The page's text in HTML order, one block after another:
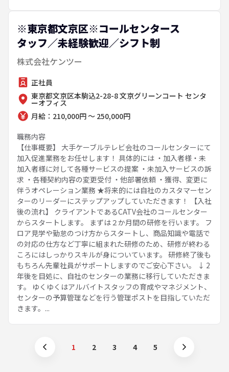
※東京都文京区※コールセンタース
タッフ／未経験歓迎／シフト制
株式会社ケンツー
正社員
東京都文京区本駒込2-28-8 文京グリーンコート センタ
ーオフィス
月給：210,000円 ～ 250,000円
職務内容
【仕事概要】 大手ケーブルテレビ会社のコールセンターにて
加入促進業務をお任せします！ 具体的には ・加入者様・未
加入者様に対して各種サービスの提案 ・未加入サービスの訴
求 ・各種契約内容の変更受付 ・他部署依頼 ・獲得、変更に
伴うオペレーション業務 ★将来的には自社のカスタマーセン
ターのリーダーにステップアップしていただきます！ 【入社
後の流れ】 クライアントであるCATV会社のコールセンター
からスタートします。 まずは２か月間の研修を行います。 フ
ロア見学や勤怠のつけ方からスタートし、商品知識や電話で
の対応の仕方など丁寧に組まれた研修のため、研修が終わる
ころにはしっかりスキルが身についています。 研修終了後も
もちろん先輩社員がサポートしますのでご安心下さい。 ↓ 2
年後を目処に、自社のセンターの業務に移行していただきま
す。 ゆくゆくはアルバイトスタッフの育成やマネジメント、
センターの予算管理などを行う管理ポストを目指していただ
きます。...
1 2 3 4 5